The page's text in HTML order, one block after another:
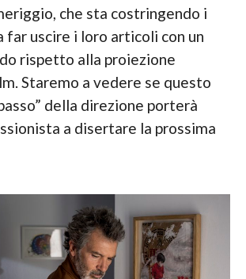
che sta costringendo i
far uscire i loro articoli con un
rispetto alla proiezione
Staremo a vedere se questo
della direzione porterà
a disertare la prossima